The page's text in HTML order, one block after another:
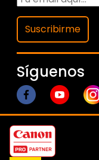
Suscribirme
Síguenos